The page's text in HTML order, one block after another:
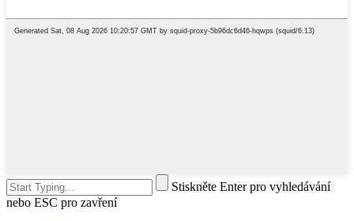
Stiskněte Enter pro vyhledávání
nebo ESC pro zavření